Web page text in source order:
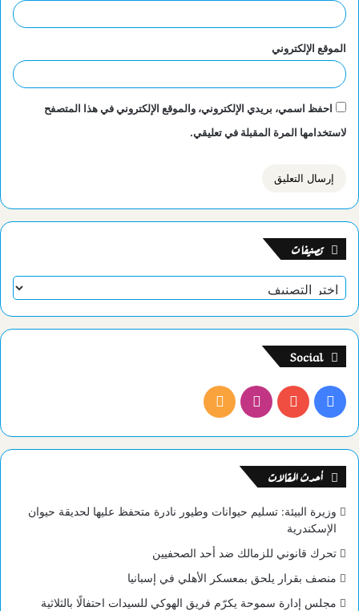
الموقع الإلكتروني
احفظ اسمي، بريدي الإلكتروني، والموقع الإلكتروني في هذا المتصفح
لاستخدامها المرة المقبلة في تعليقي.
تصنيفات
تصنيفات
Social
فيسبوك يوتيوب انستقرامملخص
الموقع
أحدث المقالات
وزيرة البيئة: تسليم حيوانات وطيور نادرة متحفظ عليها لحديقة حيوان
الإسكندرية
تحرك قانوني للزمالك ضد أحد الصحفيين
منصف بقرار يلحق بمعسكر الأهلي في إسبانيا
مجلس إدارة سموحة يكرّم فريق الهوكي للسيدات احتفالًا بالثلاثية